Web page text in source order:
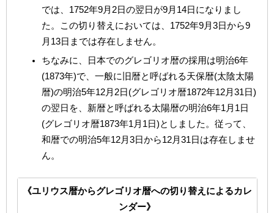
では、1752年9月2日の翌日が9月14日になりまし
た。この切り替えにおいては、1752年9月3日から9
月13日までは存在しません。
ちなみに、日本でのグレゴリオ暦の採用は明治6年
(1873年)で、一般に旧暦と呼ばれる天保暦(太陰太陽
暦)の明治5年12月2日(グレゴリオ暦1872年12月31日)
の翌日を、新暦と呼ばれる太陽暦の明治6年1月1日
(グレゴリオ暦1873年1月1日)としました。従って、
和暦での明治5年12月3日から12月31日は存在しませ
ん。
《ユリウス暦からグレゴリオ暦への切り替えによるカレ
ンダー》